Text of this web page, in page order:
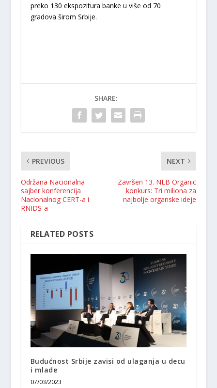
preko 130 ekspozitura banke u više od 70
gradova širom Srbije.
SHARE:
PREVIOUS
Održana Nacionalna
sajber konferencija
Nacionalnog CERT-a i
RNIDS-a
NEXT
Završen 13. NLB Organic
konkurs: Tri miliona za
najbolje organske ideje
RELATED POSTS
Budućnost Srbije zavisi od ulaganja u decu
i mlade
07/03/2023